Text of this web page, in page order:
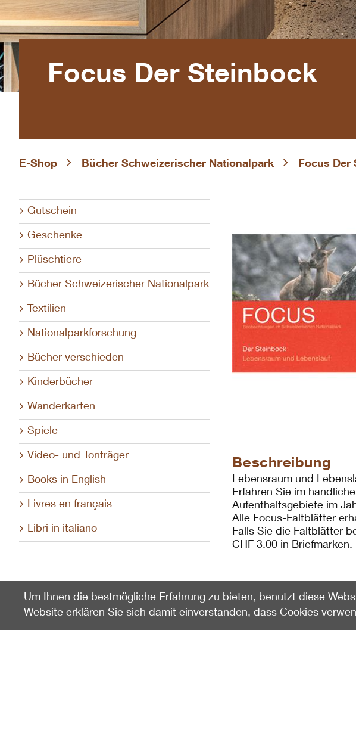
E-Shop Bücher Schweizerischer Nationalpark Focus Der
Gutschein
Geschenke
Plüschtiere
Bücher Schweizerischer Nationalpark
Textilien
Nationalparkforschung
Bücher verschieden
Kinderbücher
Wanderkarten
Spiele
Video- und Tonträger
Books in English
Livres en français
Libri in italiano
Focus Der Steinbock
Beschreibung
Lebensraum und
Erfahren Sie im
Aufenthaltsgebiete im
Alle Focus-Faltblätter
Falls Sie die Faltblätter
CHF 3.00 in Briefmarken.
Um Ihnen die bestmögliche Erfahrung zu bieten, benutzt diese
Website erklären Sie sich damit einverstanden, dass Cookies